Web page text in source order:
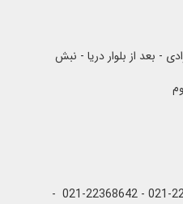
- بعد از بلوار دریا - نبش
021-22065033 - 021-22368641 - 021-22368642 -